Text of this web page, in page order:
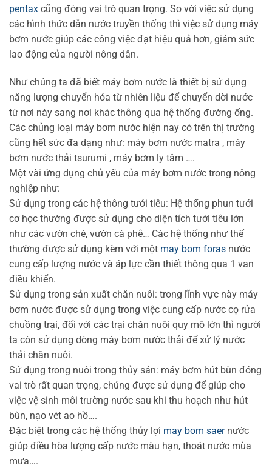
pentax cũng đóng vai trò quan trọng. So với việc sử dụng
các hình thức dẫn nước truyền thống thì việc sử dụng máy
bơm nước giúp các công việc đạt hiệu quả hơn, giảm sức
lao động của người nông dân.
Như chúng ta đã biết máy bơm nước là thiết bị sử dụng
năng lượng chuyển hóa từ nhiên liệu để chuyển dời nước
từ nơi này sang nơi khác thông qua hệ thống đường ống.
Các chủng loại máy bơm nước hiện nay có trên thị trường
cũng hết sức đa dạng như: máy bơm nước matra , máy
bơm nước thải tsurumi , máy bơm ly tâm ….
Một vài ứng dụng chủ yếu của máy bơm nước trong nông
nghiệp như:
Sử dụng trong các hệ thông tưới tiêu: Hệ thống phun tưới
cơ học thường được sử dụng cho diện tích tưới tiêu lớn
như các vườn chè, vườn cà phê… Các hệ thống như thế
thường được sử dụng kèm với một may bom foras nước
cung cấp lượng nước và áp lực cần thiết thông qua 1 van
điều khiển.
Sử dụng trong sản xuất chăn nuôi: trong lĩnh vực này máy
bơm nước được sử dụng trong việc cung cấp nước cọ rửa
chuồng trại, đối với các trại chăn nuôi quy mô lớn thì người
ta còn sử dụng dòng máy bơm nước thải để xử lý nước
thải chăn nuôi.
Sử dụng trong nuôi trong thủy sản: máy bơm hút bùn đóng
vai trò rất quan trọng, chúng được sử dụng để giúp cho
việc vệ sinh môi trường nước sau khi thu hoạch như hút
bùn, nạo vét ao hồ….
Đặc biệt trong các hệ thống thủy lợi may bom saernước
giúp điều hòa lượng cấp nước màu hạn, thoát nước mùa
mưa….